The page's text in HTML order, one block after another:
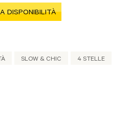
DISPONIBILITÀ
SLOW & CHIC 4 STELLE